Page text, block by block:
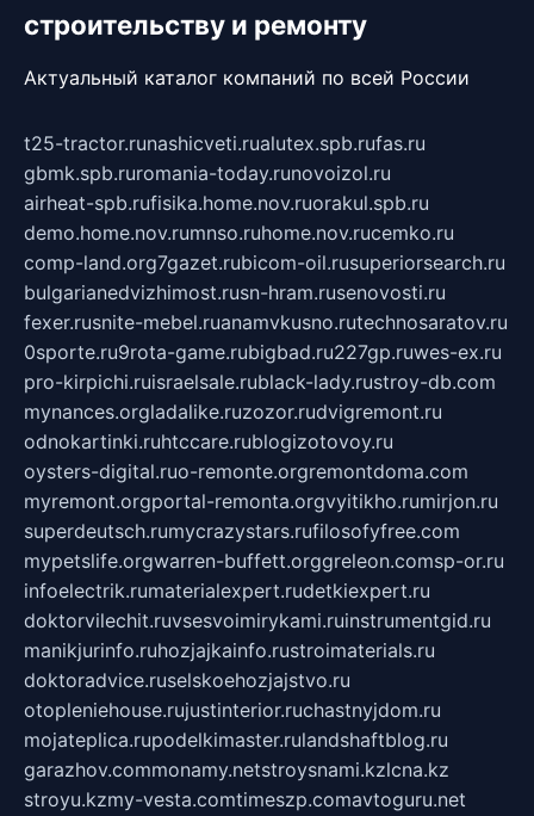
строительству и ремонту
Актуальный каталог компаний по всей России
t25-tractor.runashicveti.rualutex.spb.rufas.ru
gbmk.spb.ruromania-today.runovoizol.ru
airheat-spb.rufisika.home.nov.ruorakul.spb.ru
demo.home.nov.rumnso.ruhome.nov.rucemko.ru
comp-land.org7gazet.rubicom-oil.rusuperiorsearch.ru
bulgarianedvizhimost.rusn-hram.rusenovosti.ru
fexer.rusnite-mebel.ruanamvkusno.rutechnosaratov.ru
0sporte.ru9rota-game.rubigbad.ru227gp.ruwes-ex.ru
pro-kirpichi.ruisraelsale.rublack-lady.rustroy-db.com
mynances.orgladalike.ruzozor.rudvigremont.ru
odnokartinki.ruhtccare.rublogizotovoy.ru
oysters-digital.ruo-remonte.orgremontdoma.com
myremont.orgportal-remonta.orgvyitikho.rumirjon.ru
superdeutsch.rumycrazystars.rufilosofyfree.com
mypetslife.orgwarren-buffett.orggreleon.comsp-or.ru
infoelectrik.rumaterialexpert.rudetkiexpert.ru
doktorvilechit.ruvsesvoimirykami.ruinstrumentgid.ru
manikjurinfo.ruhozjajkainfo.rustroimaterials.ru
doktoradvice.ruselskoehozjajstvo.ru
otopleniehouse.rujustinterior.ruchastnyjdom.ru
mojateplica.rupodelkimaster.rulandshaftblog.ru
garazhov.commonamy.netstroysnami.kzlcna.kz
stroyu.kzmy-vesta.comtimeszp.comavtoguru.net